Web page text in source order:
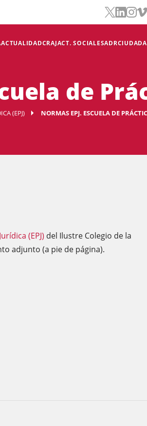
ACTUALIDADCRAJACT. SOCIALESADR
de
(EPJ) NORMAS EPJ. ESCUELA DE
(EPJ) del Ilustre Colegio de la
adjunto (a pie de página).